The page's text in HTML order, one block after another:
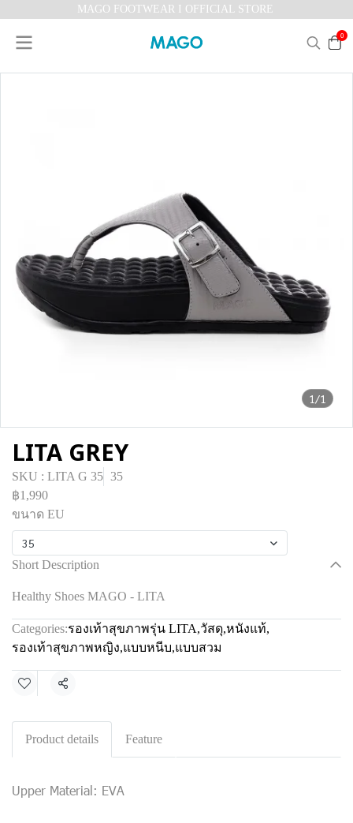
MAGO FOOTWEAR I OFFICIAL STORE
0
1/1
LITA GREY
SKU : LITA G 35 35
฿1,990
ขนาด EU
35
Short Description
Healthy Shoes MAGO - LITA
Categories:รองเท้าสุขภาพรุ่น LITA,วัสดุ,หนังแท้,
รองเท้าสุขภาพหญิง,แบบหนีบ,แบบสวม
Share
Product details Feature
Upper Material: EVA